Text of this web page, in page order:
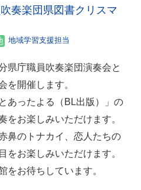
奏楽団県図書クリスマ
地域学習支援担当
県庁職員吹奏楽団演奏会と
を開催します。
あったよる（BL出版）」の
をお楽しみいただけます。
鼻のトナカイ、恋人たちの
をお楽しみいただけます。
お待ちしています。